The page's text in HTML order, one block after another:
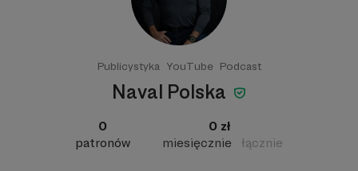
Publicystyka YouTube Podcast
Naval Polska
0
patronów
0 zł
miesięcznie
łącznie